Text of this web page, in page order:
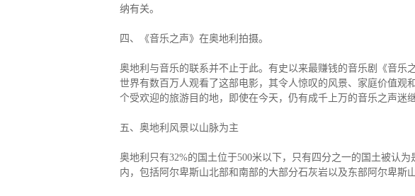
纳有关。
四、《音乐之声》在奥地利拍摄。
奥地利与音乐的联系并不止于此。有史以来最赚钱的音乐剧《音乐
世界有数百万人观看了这部电影，其令人惊叹的风景、家庭价值
个受欢迎的旅游目的地，即使在今天，仍有成千上万的音乐之声迷
五、奥地利风景以山脉为主
奥地利只有32%的国土位于500米以下，只有四分之一的国土被认
内，包括阿尔卑斯山北部和南部的大部分石灰岩以及东部阿尔卑斯